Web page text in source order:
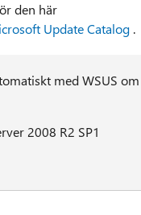
den här
Update Catalog.
med WSUS om
2008 R2 SP1